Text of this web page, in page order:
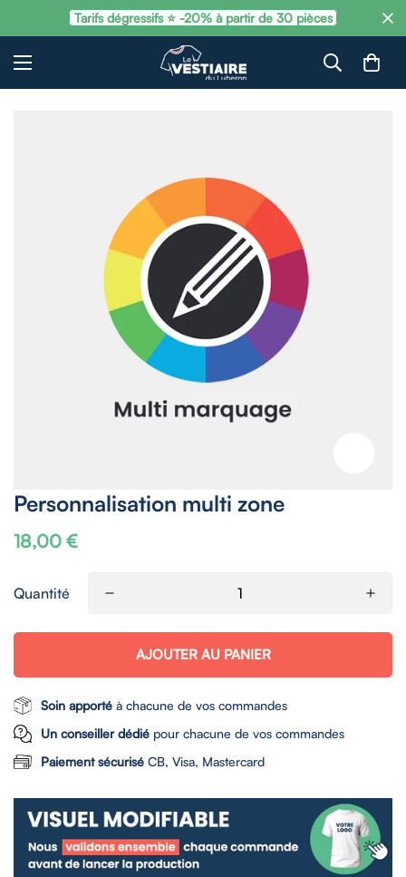
Tarifs dégressifs ⭐ -20% à partir de 30 pièces
Personnalisation multi zone
Prix
habituel
18,00 €
Quantité
AJOUTER AU PANIER
Soin apporté à chacune de vos commandes
Un conseiller dédié pour chacune de vos commandes
Paiement sécurisé CB, Visa, Mastercard